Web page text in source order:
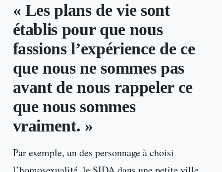
« Les plans de vie sont
établis pour que nous
fassions l’expérience de ce
que nous ne sommes pas
avant de nous rappeler ce
que nous sommes
vraiment. »
Par exemple, un des personnage à choisi